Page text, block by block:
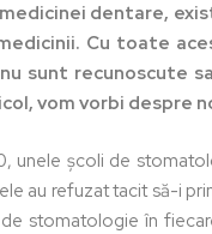
or ESC to close
dentare,
Cu toate
sunt recunoscute
vom vorbi despre
unele școli de
au refuzat tacit să-i
stomatologie în